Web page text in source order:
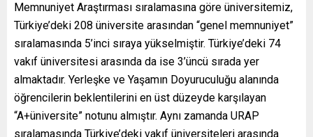
Memnuniyet Araştırması sıralamasına göre üniversitemiz,
Türkiye’deki 208 üniversite arasından “genel memnuniyet”
sıralamasında 5’inci sıraya yükselmiştir. Türkiye’deki 74
vakıf üniversitesi arasında da ise 3’üncü sırada yer
almaktadır. Yerleşke ve Yaşamın Doyuruculuğu alanında
öğrencilerin beklentilerini en üst düzeyde karşılayan
“A+üniversite” notunu almıştır. Aynı zamanda URAP
sıralamasında Türkiye’deki vakıf üniversiteleri arasında